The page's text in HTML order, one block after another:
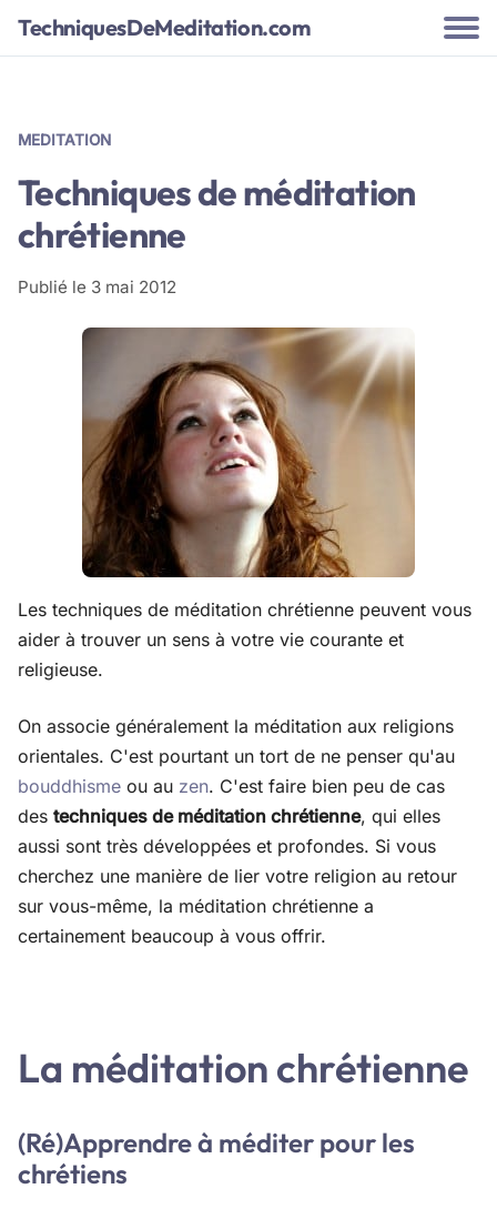
TechniquesDeMeditation.com
MEDITATION
Techniques de méditation
chrétienne
Publié le 3 mai 2012
Les techniques de méditation chrétienne peuvent vous
aider à trouver un sens à votre vie courante et
religieuse.
On associe généralement la méditation aux religions
orientales. C'est pourtant un tort de ne penser qu'au
bouddhisme ou au zen. C'est faire bien peu de cas
des techniques de méditation chrétienne, qui elles
aussi sont très développées et profondes. Si vous
cherchez une manière de lier votre religion au retour
sur vous-même, la méditation chrétienne a
certainement beaucoup à vous offrir.
La méditation chrétienne
(Ré)Apprendre à méditer pour les
chrétiens